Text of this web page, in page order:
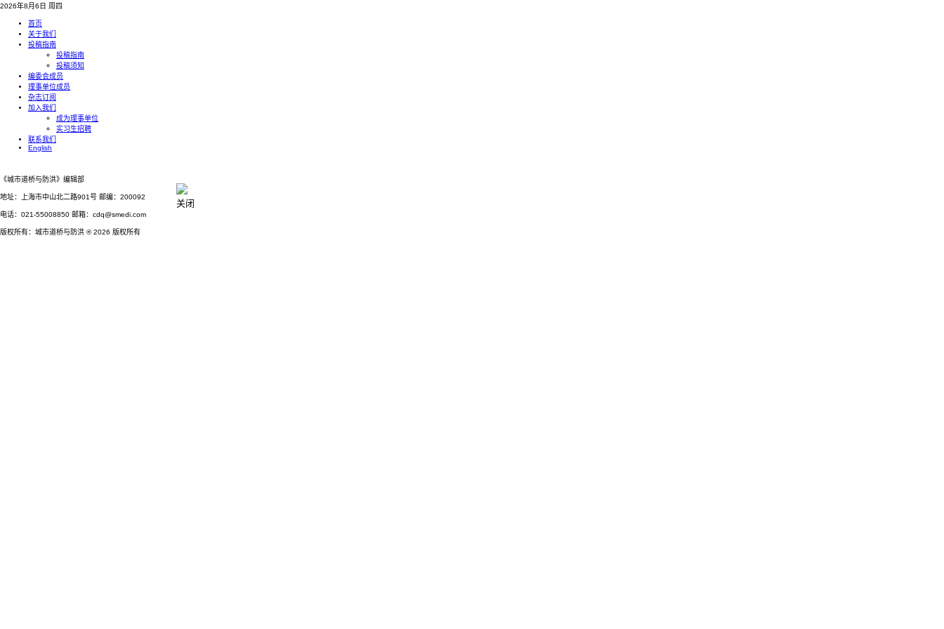
2026年8月6日 周四
首页
关于我们
投稿指南
投稿指南
投稿须知
编委会成员
理事单位成员
杂志订阅
加入我们
成为理事单位
实习生招聘
联系我们
English
《城市道桥与防洪》编辑部
地址：上海市中山北二路901号 邮编：200092
电话：021-55008850 邮箱：cdq@smedi.com
版权所有：城市道桥与防洪 ® 2026 版权所有
关闭